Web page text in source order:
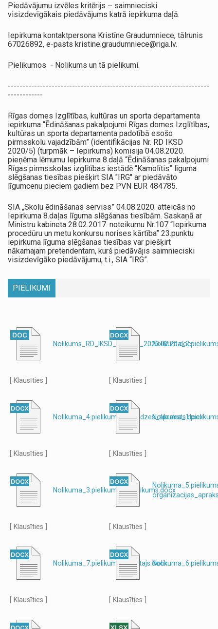
Piedāvājumu izvēles kritērijs – saimnieciski
visizdevīgākais piedāvājums katrā iepirkuma daļā.
Iepirkuma kontaktpersona Kristīne Graudumniece, tālrunis
67026892, e-pasts kristine.graudumniece@riga.lv.
Pielikumos - Nolikums un tā pielikumi.
---------------------------------------------------------------------
------------
Rīgas domes Izglītības, kultūras un sporta departamenta
iepirkuma “Ēdināšanas pakalpojumi Rīgas domes Izglītības,
kultūras un sporta departamenta padotībā esošo
pirmsskolu vajadzībām” (identifikācijas Nr. RD IKSD
2020/5) (turpmāk – Iepirkums) komisija 04.08.2020.
pieņēma lēmumu Iepirkuma 8.daļā “Ēdināšanas pakalpojumi
Rīgas pirmsskolas izglītības iestādē “Kamolītis” līguma
slēgšanas tiesības piešķirt SIA "IRG" ar piedāvāto
līgumcenu pieciem gadiem bez PVN EUR 484785.
SIA „Skolu ēdināšanas serviss” 04.08.2020. atteicās no
Iepirkuma 8.daļas līguma slēgšanas tiesībām. Saskaņā ar
Ministru kabineta 28.02.2017. noteikumu Nr.107 “Iepirkuma
procedūru un metu konkursu norises kārtība” 23.punktu
iepirkuma līguma slēgšanas tiesības var piešķirt
nākamajam pretendentam, kurš piedāvājis saimnieciski
visizdevīgāko piedāvājumu, t.i., SIA “IRG”.
PIELIKUMI
Nolikums_RD_IKSD_2020_1_2020.02.20.doc
[ Klausīties ] [ Klausīties ]
Nolikuma_4.pielikums_pieredzes_apraksts.docx
[ Klausīties ] [ Klausīties ]
Nolikuma_3.pielikums_pieteikums.docx
[ Klausīties ] [ Klausīties ]
Nolikuma_7.pielikums_razotajs.docx
[ Klausīties ] [ Klausīties ]